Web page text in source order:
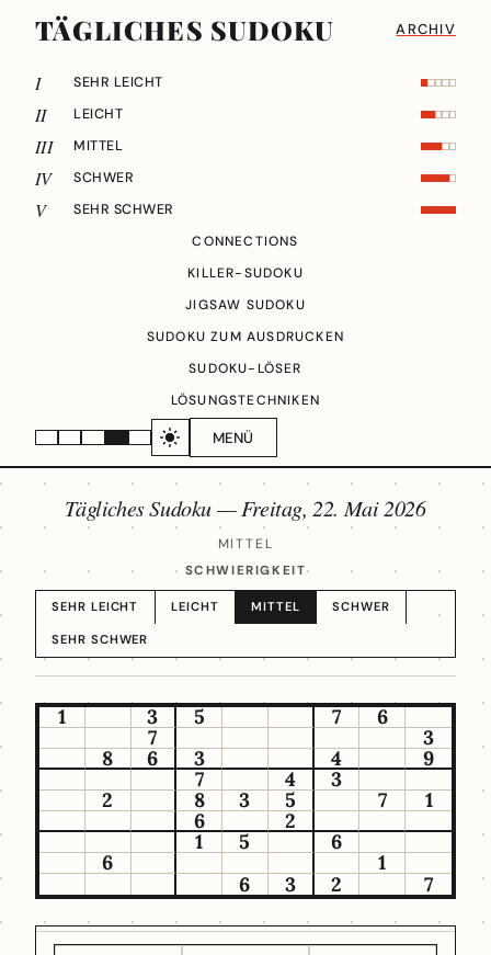
TÄGLICHES SUDOKU ARCHIV
MENÜ
I SEHR LEICHT
II LEICHT
III MITTEL
IV SCHWER
V
SEHR SCHWER
CONNECTIONS
KILLER-SUDOKU
JIGSAW SUDOKU
SUDOKU ZUM AUSDRUCKEN
SUDOKU-LÖSER
LÖSUNGSTECHNIKEN
Tägliches Sudoku —Freitag, 22. Mai 2026
MITTEL
SCHWIERIGKEIT
SEHR LEICHT LEICHT MITTEL SCHWER
SEHR SCHWER
1 3 5 7
6
7
3
8
6 3 4
9
7
4
3
2
8 3 5 7
1
6
2
1
5
6
6
1
6
3 2 7